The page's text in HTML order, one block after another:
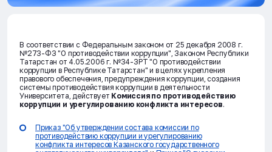
В соответствии с Федеральным законом от 25 декабря 2008 г.
№273-ФЗ "О противодействии коррупции", Законом Республики
Татарстан от 4.05.2006 г. №34-ЗРТ "О противодействии
коррупции в Республике Татарстан" и в целях укрепления
правового обеспечения, предупреждения коррупции, создания
системы противодействия коррупции в деятельности
Университета, действует Комиссия по противодействию
коррупции и урегулированию конфликта интересов.
Приказ "Об утверждении состава комиссии по
противодействию коррупции и урегулированию
конфликта интересов Казанского государственного